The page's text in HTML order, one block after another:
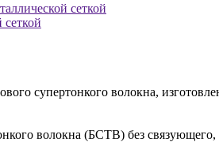
сеткой
супертонкого волокна,
волокна (БСТВ) без